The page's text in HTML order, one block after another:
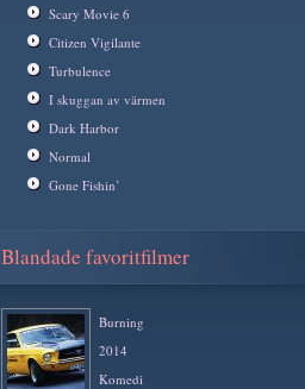
Scary Movie 6
Citizen Vigilante
Turbulence
I skuggan av värmen
Dark Harbor
Normal
Gone Fishin’
Blandade favoritfilmer
Burning
2014
Komedi